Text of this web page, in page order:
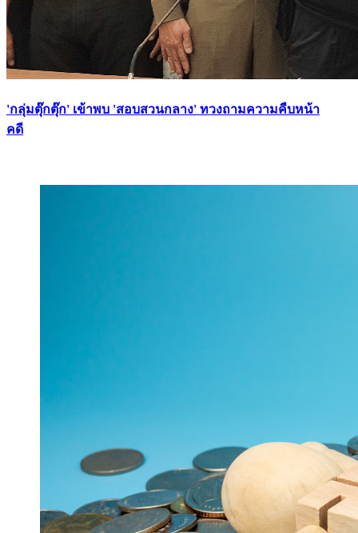
'กลุ่มตุ๊กตุ๊ก' เข้าพบ 'สอบสวนกลาง' ทวงถามความคืบหน้า
คดี